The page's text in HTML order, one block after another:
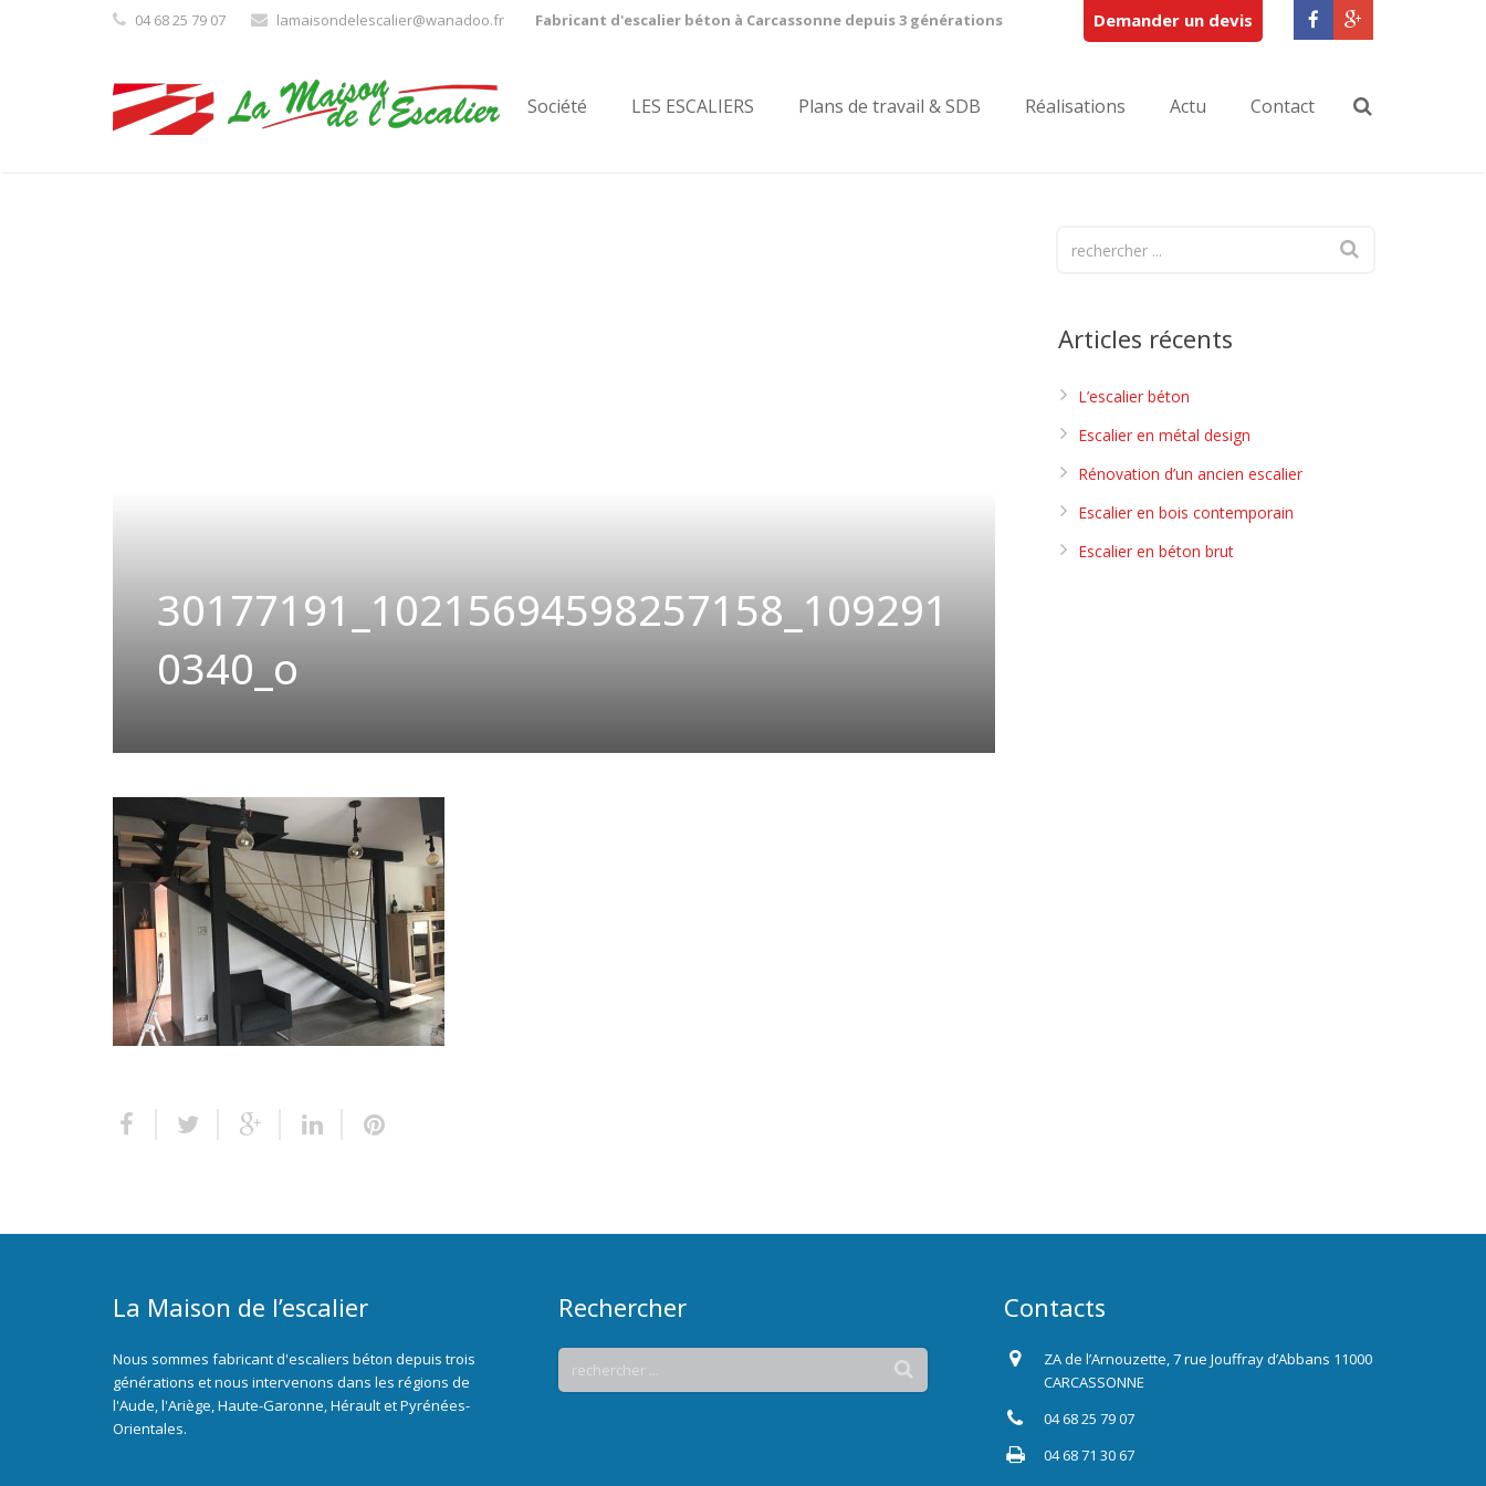
04 68 25 79 07 lamaisondelescalier@wanadoo.fr Fabricant d'escalier béton à Carcassonne depuis 3 générations Demander un devis
Société LES ESCALIERS Plans de travail & SDB Réalisations Actu Contact
30177191_10215694598257158_109291
0340_o
Articles récents
L’escalier béton
Escalier en métal design
Rénovation d’un ancien escalier
Escalier en bois contemporain
Escalier en béton brut
La Maison de l’escalier
Nous sommes fabricant d'escaliers béton depuis trois
générations et nous intervenons dans les régions de
l'Aude, l'Ariège, Haute-Garonne, Hérault et Pyrénées-
Orientales.
Rechercher Contacts
ZA de l’Arnouzette, 7 rue Jouffray d’Abbans 11000
CARCASSONNE
04 68 25 79 07
04 68 71 30 67